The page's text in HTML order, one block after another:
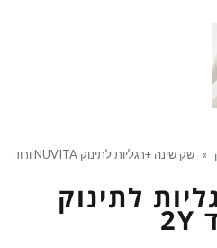
»
שק שינה +רגליות לתינוק NUVITA ורוד
לתינוק